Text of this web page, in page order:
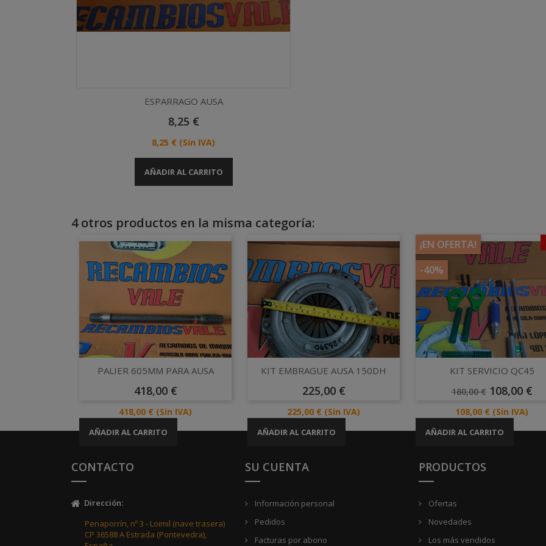
Vista rápida
ESPARRAGO AUSA
Precio
8,25 €
Precio
8,25 € (Sin IVA)
AÑADIR AL CARRITO
4 otros productos en la misma categoría:
Vista rápida
PALIER 605MM PARA AUSA
Precio
418,00 €
Precio
418,00 € (Sin IVA)
AÑADIR AL CARRITO
Vista rápida
KIT EMBRAGUE AUSA 150DH
Precio
225,00 €
Precio
225,00 € (Sin IVA)
AÑADIR AL CARRITO
¡EN OFERTA!
-40%
Vista rápida
KIT SERVICIO QC45
Precio
180,00 € Precio
108,00 €
Precio
108,00 € (Sin IVA)
AÑADIR AL CARRITO
CONTACTO
Dirección:
Penaporrín, nº 3 - Loimil (nave trasera)
CP 36588 A Estrada (Pontevedra),
SU CUENTA
Información personal
Pedidos
Facturas por abono
PRODUCTOS
Ofertas
Novedades
Los más vendidos